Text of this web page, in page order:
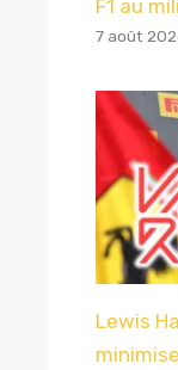
F1 au
7 août
Lewis